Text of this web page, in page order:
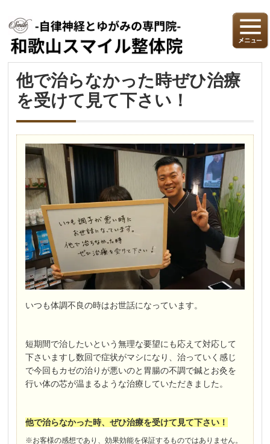
他で治らなかった時ぜひ治療
を受けて見て下さい！
いつも体調不良の時はお世話になっています。
短期間で治したいという無理な要望にも応えて対応して
下さいますし数回で症状がマシになり、治っていく感じ
で今回もカゼの治りが悪いのと胃腸の不調で鍼とお灸を
行い体の芯が温まるような治療していただきました。
他で治らなかった時、ぜひ治療を受けて見て下さい！
※お客様の感想であり、効果効能を保証するものではありません。